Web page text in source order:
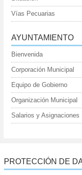
Vías Pecuarias
AYUNTAMIENTO
Bienvenida
Corporación Municipal
Equipo de Gobierno
Organización Municipal
Salarios y Asignaciones
PROTECCIÓN DE